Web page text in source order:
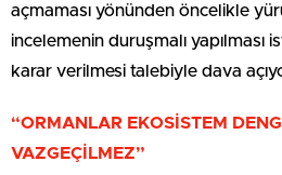
açmaması yönünden öncelikle
incelemenin duruşmalı yapılması
karar verilmesi talebiyle dava
“ORMANLAR EKOSİSTEM
VAZGEÇİLMEZ”